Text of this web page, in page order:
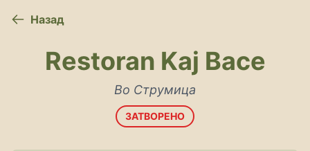
Назад
Restoran Kaj Bace
Во Струмица
ЗАТВОРЕНО